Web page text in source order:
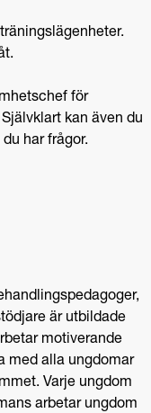
för
kan även du
har frågor.
är utbildade
motiverande
med alla ungdomar
Varje ungdom
arbetar ungdom